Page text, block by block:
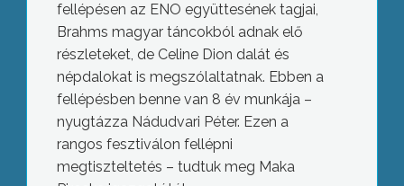
fellépésen az ENO együttesének tagjai,
Brahms magyar táncokból adnak elő
részleteket, de Celine Dion dalát és
népdalokat is megszólaltatnak. Ebben a
fellépésben benne van 8 év munkája –
nyugtázza Nádudvari Péter. Ezen a
rangos fesztiválon fellépni
megtiszteltetés – tudtuk meg Maka